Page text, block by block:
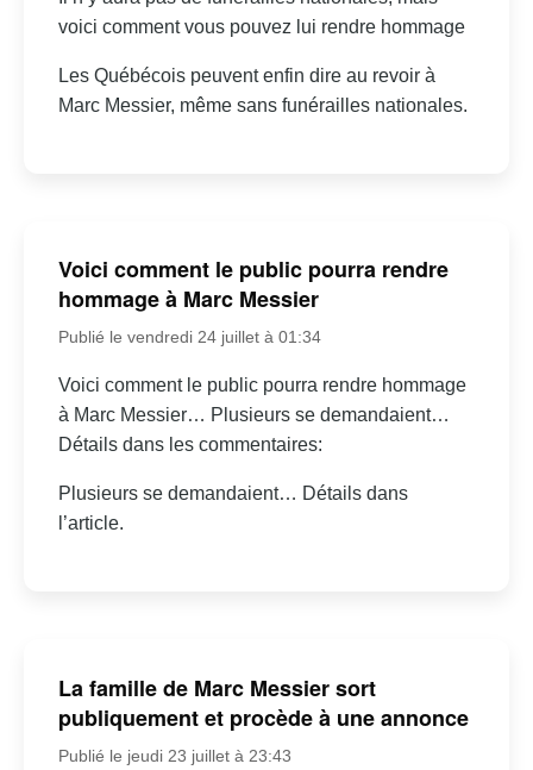
voici comment vous pouvez lui rendre hommage
Les Québécois peuvent enfin dire au revoir à
Marc Messier, même sans funérailles nationales.
Voici comment le public pourra rendre
hommage à Marc Messier
Publié le vendredi 24 juillet à 01:34
Voici comment le public pourra rendre hommage
à Marc Messier… Plusieurs se demandaient…
Détails dans les commentaires:
Plusieurs se demandaient… Détails dans
l’article.
La famille de Marc Messier sort
publiquement et procède à une annonce
Publié le jeudi 23 juillet à 23:43